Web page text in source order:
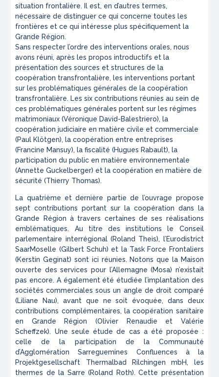
situation frontalière. Il est, en d’autres termes,
nécessaire de distinguer ce qui concerne toutes les
frontières et ce qui intéresse plus spécifiquement la
Grande Région.
Sans respecter l’ordre des interventions orales, nous
avons réuni, après les propos introductifs et la
présentation des sources et structures de la
coopération transfrontalière, les interventions portant
sur les problématiques générales de la coopération
transfrontalière. Les six contributions réunies au sein de
ces problématiques générales portent sur les régimes
matrimoniaux (Véronique David-Balestriero), la
coopération judiciaire en matière civile et commerciale
(Paul Klötgen), la coopération entre entreprises
(Francine Mansuy), la fiscalité (Hugues Rabault), la
participation du public en matière environnementale
(Annette Guckelberger) et la coopération en matière de
sécurité (Thierry Thomas).
La quatrième et dernière partie de l’ouvrage propose
sept contributions portant sur la coopération dans la
Grande Région à travers certaines de ses réalisations
emblématiques. Au titre des institutions le Conseil
parlementaire interrégional (Roland Theis), l’Eurodistrict
SaarMoselle (Gilbert Schuh) et la Task Force Frontaliers
(Kerstin Geginat) sont ici réunies. Notons que la Maison
ouverte des services pour l’Allemagne (Mosa) n’existait
pas encore. A également été étudiée l’implantation des
sociétés commerciales sous un angle de droit comparé
(Liliane Nau), avant que ne soit évoquée, dans deux
contributions complémentaires, la coopération sanitaire
en Grande Région (Olivier Renaudie et Valérie
Scheffzek). Une seule étude de cas a été proposée :
celle de la participation de la Communauté
d’Agglomération Sarreguemines Confluences à la
Projektgesellschaft Thermalbad Rilchingen mbH, les
thermes de la Sarre (Roland Roth). Cette présentation